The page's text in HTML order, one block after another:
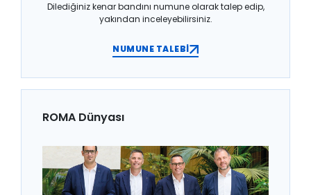
Dilediğiniz kenar bandını numune olarak talep edip,
yakından inceleyebilirsiniz.
NUMUNE TALEBİ
ROMA Dünyası